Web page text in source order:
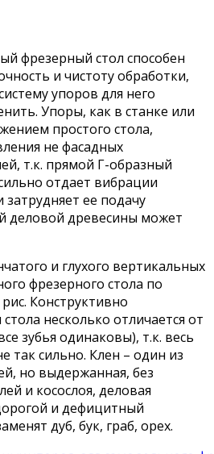
фрезерный стол способен
и чистоту обработки,
упоров для него
Упоры, как в станке или
простого стола,
не фасадных
т.к. прямой Г-образный
отдает вибрации
затрудняет ее подачу
деловой древесины может
и глухого вертикальных
фрезерного стола по
Конструктивно
несколько отличается от
зубья одинаковы), т.к. весь
так сильно. Клен – один из
но выдержанная, без
и косослоя, деловая
и дефицитный
дуб, бук, граб, орех.